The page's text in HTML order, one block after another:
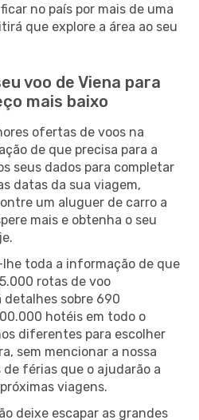
no país por mais de uma
que explore a área ao seu
voo de Viena para
mais baixo
ofertas de voos na
de que precisa para a
seus dados para completar
datas da sua viagem,
um aluguer de carro a
mais e obtenha o seu
toda a informação de que
rotas de voo
detalhes sobre 690
hotéis em todo o
diferentes para escolher
sem mencionar a nossa
férias que o ajudarão a
viagens.
deixe escapar as grandes